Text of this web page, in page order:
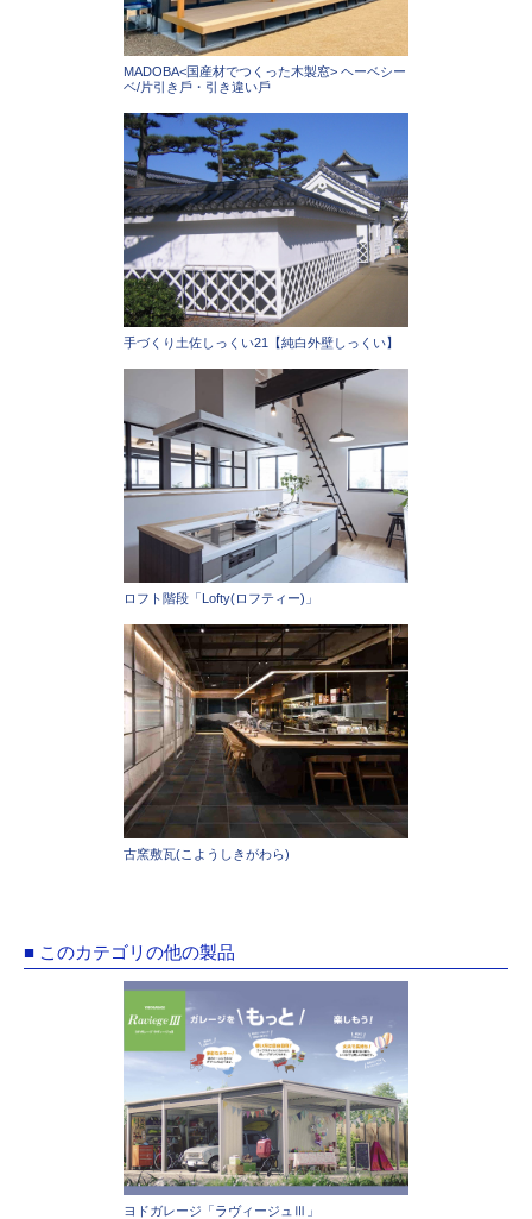
MADOBA<国産材でつくった木製窓> ヘーベシー
ベ/片引き⼾・引き違い⼾
手づくり土佐しっくい21【純白外壁しっくい】
ロフト階段「Lofty(ロフティー)」
古窯敷瓦(こようしきがわら)
■ このカテゴリの他の製品
ヨドガレージ「ラヴィージュⅢ」